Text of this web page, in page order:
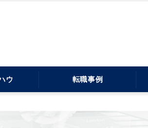
ウ 転職事例